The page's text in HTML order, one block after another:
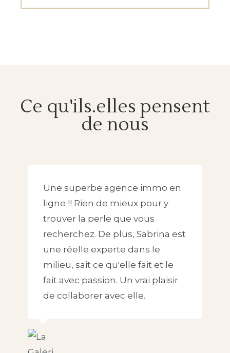
Ce qu'ils.elles pensent
de nous
Une superbe agence immo en
ligne !! Rien de mieux pour y
trouver la perle que vous
recherchez. De plus, Sabrina est
une réelle experte dans le
milieu, sait ce qu'elle fait et le
fait avec passion. Un vrai plaisir
de collaborer avec elle.